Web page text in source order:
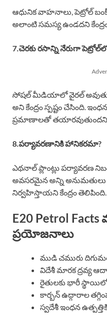
ఆధునిక వాహనాలు, పెట్రోల్
అలాంటి సమస్య ఉండదని
7.చెరకు రసాన్ని నేరుగా
సోషల్ మీడియాలో వైరల్
అని కేంద్రం స్పష్టం చేసింది.
ప్రమాణాలతో తయారవుతుందని
8.పర్యావరణానికి హానికరమా?
ఎథనాల్ ప్లాంట్లు పర్యావరణ
అవసరమైన అన్ని అనుమతులు
నిర్వహిస్తాయని కేంద్రం తెలిపింది.
E20 Petrol
ప్రయోజనాలు
ముడి చమురు
విదేశీ మారక ద్రవ్య
రైతులకు భారీ స్థాయిలో
కార్బన్ ఉద్గారాల
స్వదేశీ ఇంధన